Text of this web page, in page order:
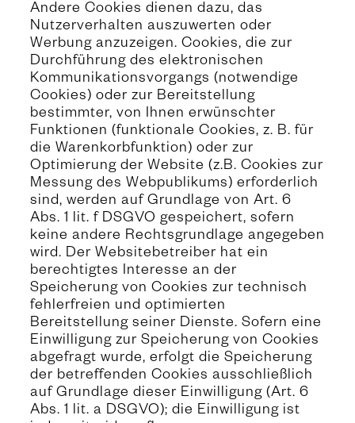
Andere Cookies dienen dazu, das
Nutzerverhalten auszuwerten oder
Werbung anzuzeigen. Cookies, die zur
Durchführung des elektronischen
Kommunikationsvorgangs (notwendige
Cookies) oder zur Bereitstellung
bestimmter, von Ihnen erwünschter
Funktionen (funktionale Cookies, z. B. für
die Warenkorbfunktion) oder zur
Optimierung der Website (z.B. Cookies zur
Messung des Webpublikums) erforderlich
sind, werden auf Grundlage von Art. 6
Abs. 1 lit. f DSGVO gespeichert, sofern
keine andere Rechtsgrundlage angegeben
wird. Der Websitebetreiber hat ein
berechtigtes Interesse an der
Speicherung von Cookies zur technisch
fehlerfreien und optimierten
Bereitstellung seiner Dienste. Sofern eine
Einwilligung zur Speicherung von Cookies
abgefragt wurde, erfolgt die Speicherung
der betreffenden Cookies ausschließlich
auf Grundlage dieser Einwilligung (Art. 6
Abs. 1 lit. a DSGVO); die Einwilligung ist